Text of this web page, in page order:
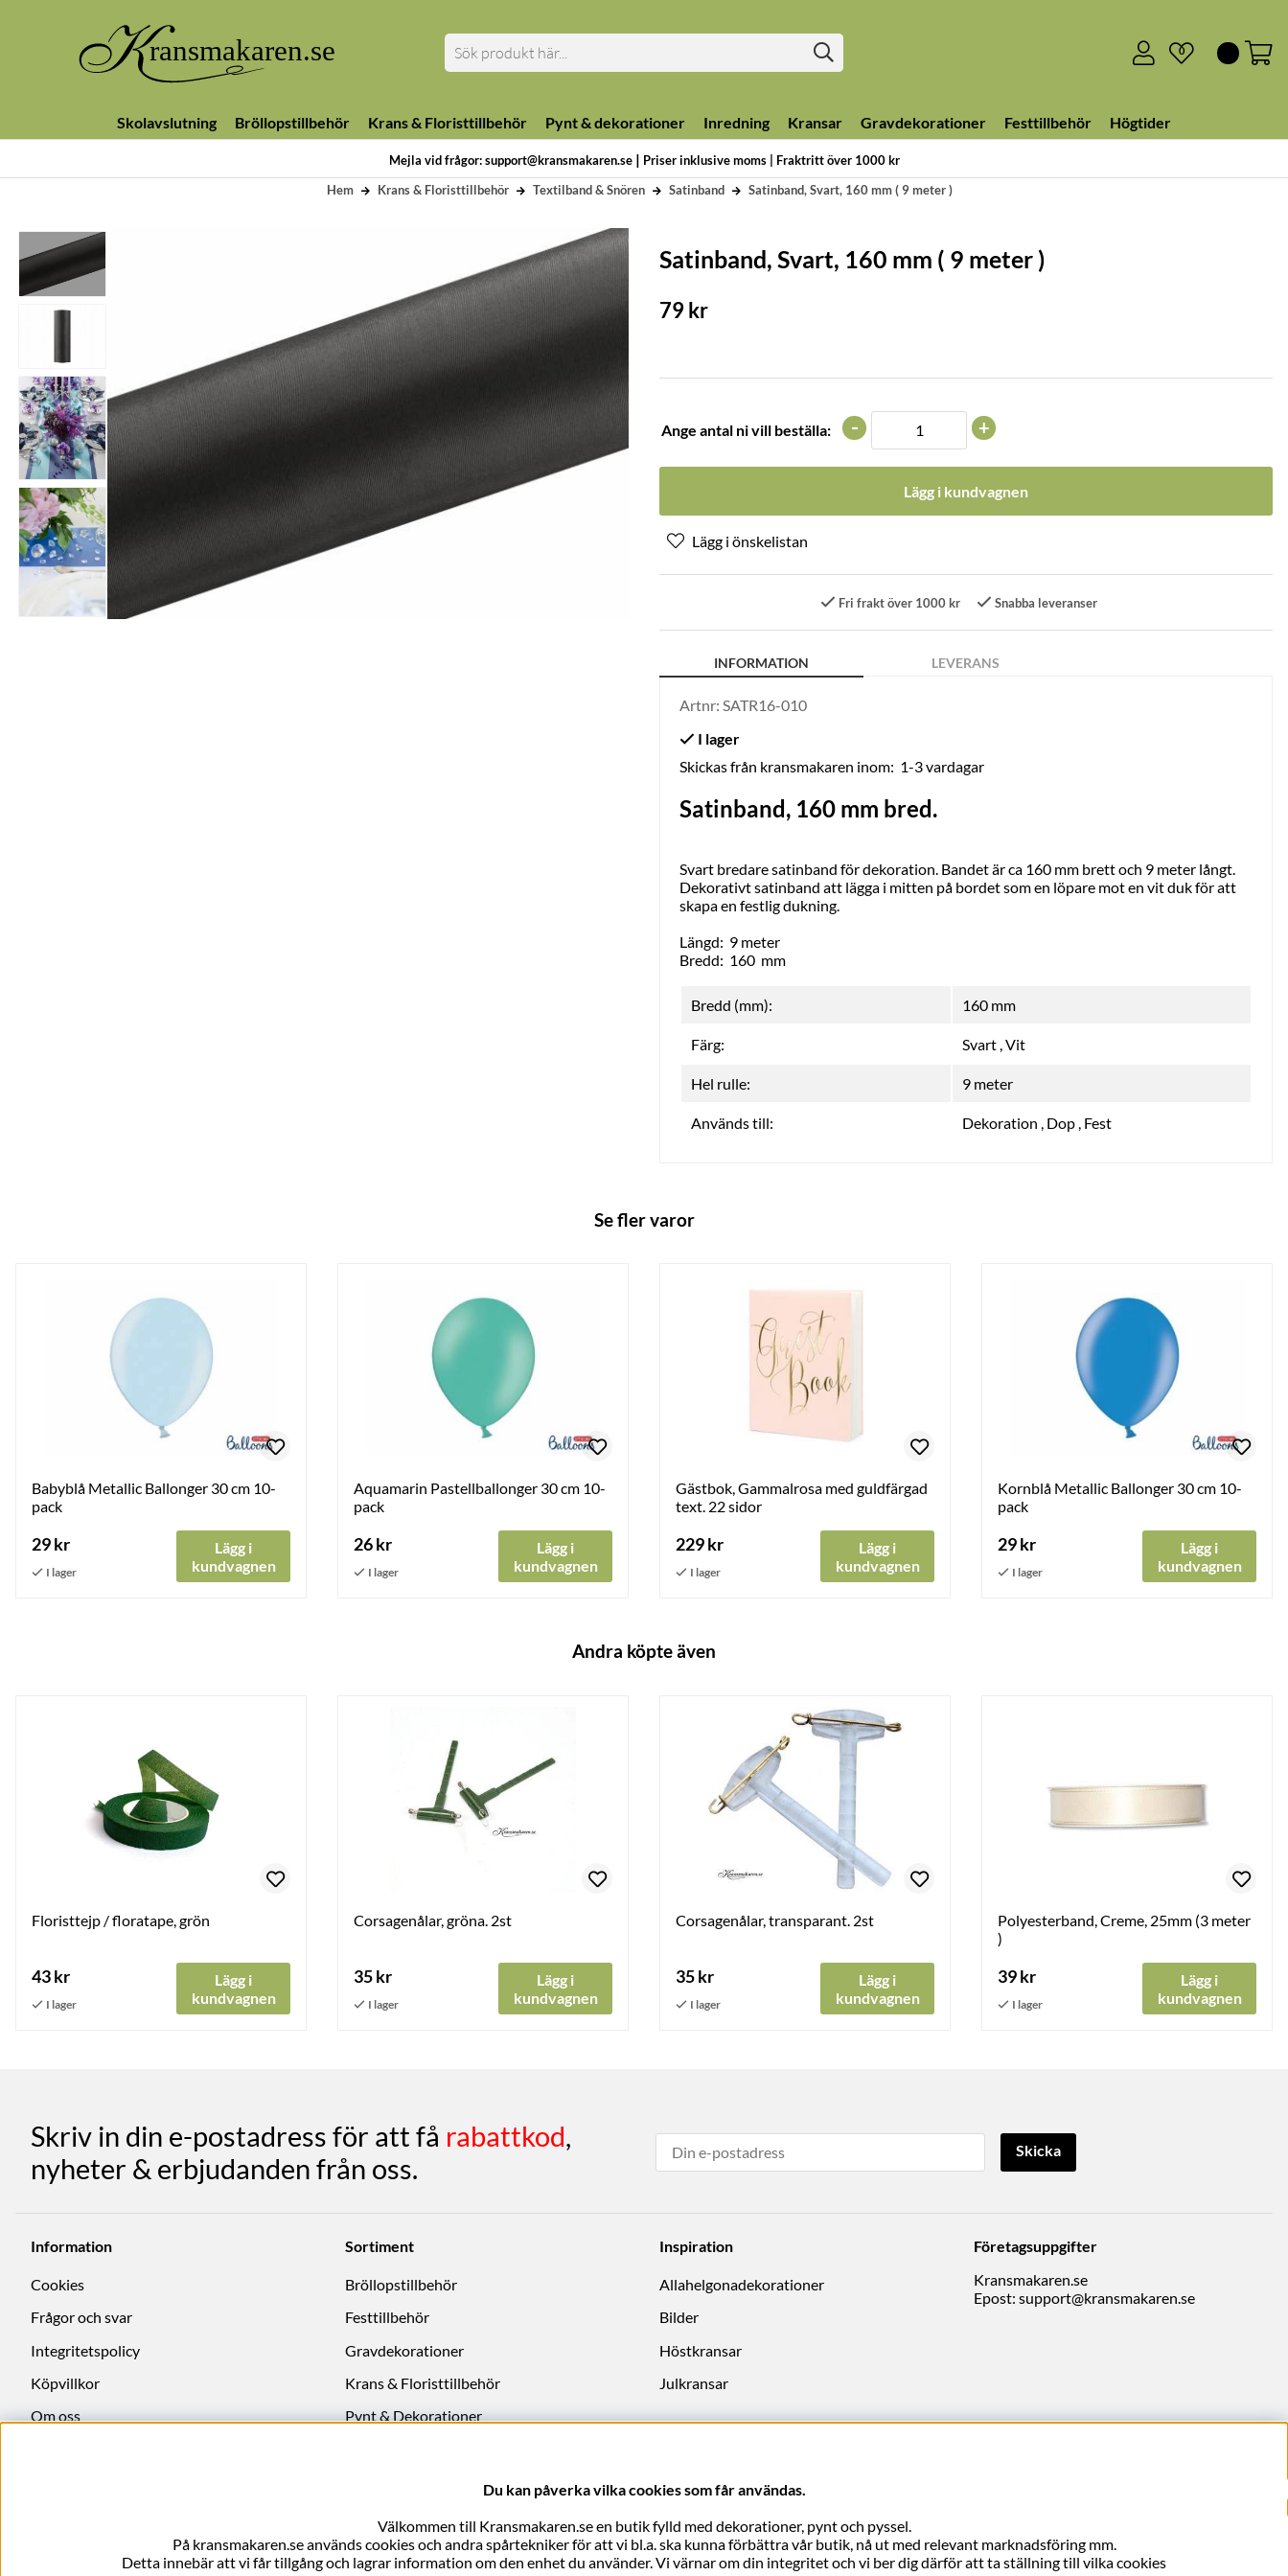
Mejla vid frågor: support@kransmakaren.se| Priser inklusive moms | Fraktritt över 1000 kr
0
Skolavslutning Bröllopstillbehör Krans & Floristtillbehör Pynt & dekorationer Inredning Kransar Gravdekorationer Festtillbehör Högtider
Hem Krans & Floristtillbehör Textilband & Snören Satinband Satinband, Svart, 160 mm ( 9 meter )
Satinband, Svart, 160 mm ( 9 meter )
79kr
Ange antal ni vill beställa: +
-
Lägg i kundvagnen
Fri frakt över 1000 kr Snabba leveranser
INFORMATION LEVERANS
Artnr: SATR16-010
Skickas från kransmakaren inom: 1-3 vardagar
Satinband, 160 mm bred.
Svart bredare satinband för dekoration. Bandet är ca 160 mm brett och 9 meter långt.
Dekorativt satinband att lägga i mitten på bordet som en löpare mot en vit duk för att
skapa en festlig dukning.
Längd: 9 meter
Bredd: 160 mm
Bredd (mm): 160 mm
Färg: Svart Vit
Hel rulle: 9 meter
Används till: Dekoration Dop Fest
Se fler varor
Babyblå Metallic Ballonger 30 cm 10-
pack
29 kr
Lägg i
kundvagnen
Aquamarin Pastellballonger 30 cm 10-
pack
26 kr
Lägg i
kundvagnen
Gästbok, Gammalrosa med guldfärgad
text. 22 sidor
229 kr
Lägg i
kundvagnen
Kornblå Metallic Ballonger 30 cm 10-
pack
29 kr
Lägg i
kundvagnen
Andra köpte även
Floristtejp / floratape, grön
43 kr
Lägg i
kundvagnen
Corsagenålar, gröna. 2st
35 kr
Lägg i
kundvagnen
Corsagenålar, transparant. 2st
35 kr
Lägg i
kundvagnen
Polyesterband, Creme, 25mm (3 meter
)
39 kr
Lägg i
kundvagnen
Skriv in din e-postadress för att få rabattkod,
nyheter & erbjudanden från oss.
Skicka
Information
Cookies
Frågor och svar
Integritetspolicy
Köpvillkor
Om oss
Sortiment
Bröllopstillbehör
Festtillbehör
Gravdekorationer
Krans & Floristtillbehör
Pynt & Dekorationer
Inspiration
Allahelgonadekorationer
Bilder
Höstkransar
Julkransar
Företagsuppgifter
Kransmakaren.se
Epost: support@kransmakaren.se
Du kan påverka vilka cookies som får användas.
Välkommen till Kransmakaren.se en butik fylld med dekorationer, pynt och pyssel.
På kransmakaren.se används cookies och andra spårtekniker för att vi bl.a. ska kunna förbättra vår butik, nå ut med relevant marknadsföring mm.
Detta innebär att vi får tillgång och lagrar information om den enhet du använder. Vi värnar om din integritet och vi ber dig därför att ta ställning till vilka cookies